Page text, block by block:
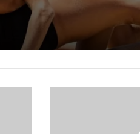
beach volley